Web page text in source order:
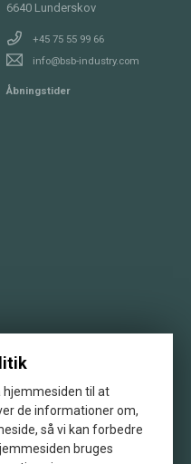
6640 Lunderskov
+45 75 55 99 66
info@bsb-industry.com
Åbningstider
hjemmesiden til at
de informationer om,
så vi kan forbedre
bruges